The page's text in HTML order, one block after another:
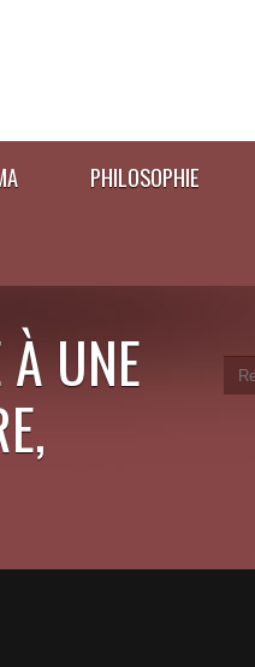
PHILOSOPHIE
UNE